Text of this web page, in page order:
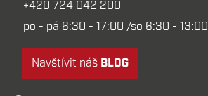
+420 724 042 200
po - pá 6:30 - 17:00 /so 6:30 - 13:00
Navštívit náš BLOG